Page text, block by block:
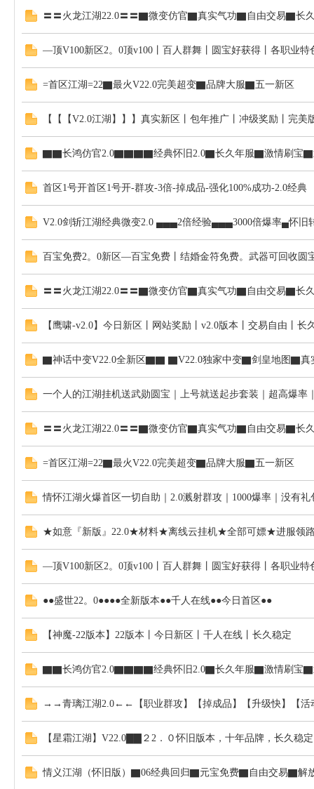
〓〓火龙江湖22.0〓〓▇微变仿官▇真实气功▇自由交易▇长
—顶V100新区2。0顶v100丨百人群舞丨圆宝好获得丨各职业
=首区江湖=22▇最火V22.0完美超变▇品牌大服▇五一新区
【【【V2.0江湖】】】真实新区丨包年推广丨冲级奖励丨完美
▇▇长鸿仿官2.0▇▇▇▇经典怀旧2.0▇长久年服▇激情刷宝
首区1号开首区1号开-群攻-3倍-掉成品-强化100%成功-2.0经典
V2.0剑斩江湖经典微变2.0 ▄▄▄2倍经验▄▄▄3000倍爆率▄怀旧
百宝免费2。0新区—百宝免费丨结婚金符免费。武器可回收圆
〓〓火龙江湖22.0〓〓▇微变仿官▇真实气功▇自由交易▇长
【鹰啸-v2.0】今日新区丨网站奖励丨v2.0版本丨交易自由丨长
▇神话中变V22.0全新区▇▇ ▇V22.0独家中变▇剑皇地图▇
一个人的江湖挂机送武勋圆宝｜上号就送起步套装｜超高爆率
〓〓火龙江湖22.0〓〓▇微变仿官▇真实气功▇自由交易▇长
=首区江湖=22▇最火V22.0完美超变▇品牌大服▇五一新区
情怀江湖火爆首区一切自助｜2.0溅射群攻｜1000爆率｜没有
★如意『新版』22.0★材料★离线云挂机★全部可嫖★进服领
—顶V100新区2。0顶v100丨百人群舞丨圆宝好获得丨各职业
●●盛世22。0●●●●全新版本●●千人在线●●今日首区●●
【神魔-22版本】22版本丨今日新区丨千人在线丨长久稳定
▇▇长鸿仿官2.0▇▇▇▇经典怀旧2.0▇长久年服▇激情刷宝
→→青璃江湖2.0←←【职业群攻】【掉成品】【升级快】【活
【星霜江湖】V22.0▇▇２2．０怀旧版本，十年品牌，长久
情义江湖（怀旧版）▇06经典回归▇元宝免费▇自由交易▇解